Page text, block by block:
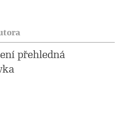
přehledná